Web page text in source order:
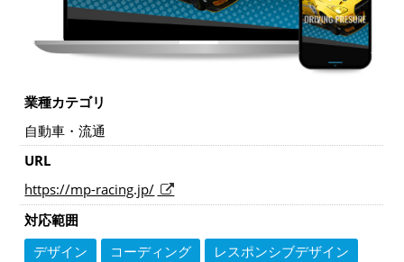
業種カテゴリ
自動車・流通
URL
https://mp-racing.jp/
対応範囲
デザイン
コーディング レスポンシブデザイン